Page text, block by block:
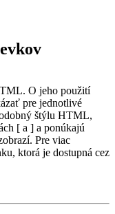
O jeho použití
pre jednotlivé
štýlu HTML,
[ a ] a ponúkajú
Pre viac
ktorá je dostupná cez